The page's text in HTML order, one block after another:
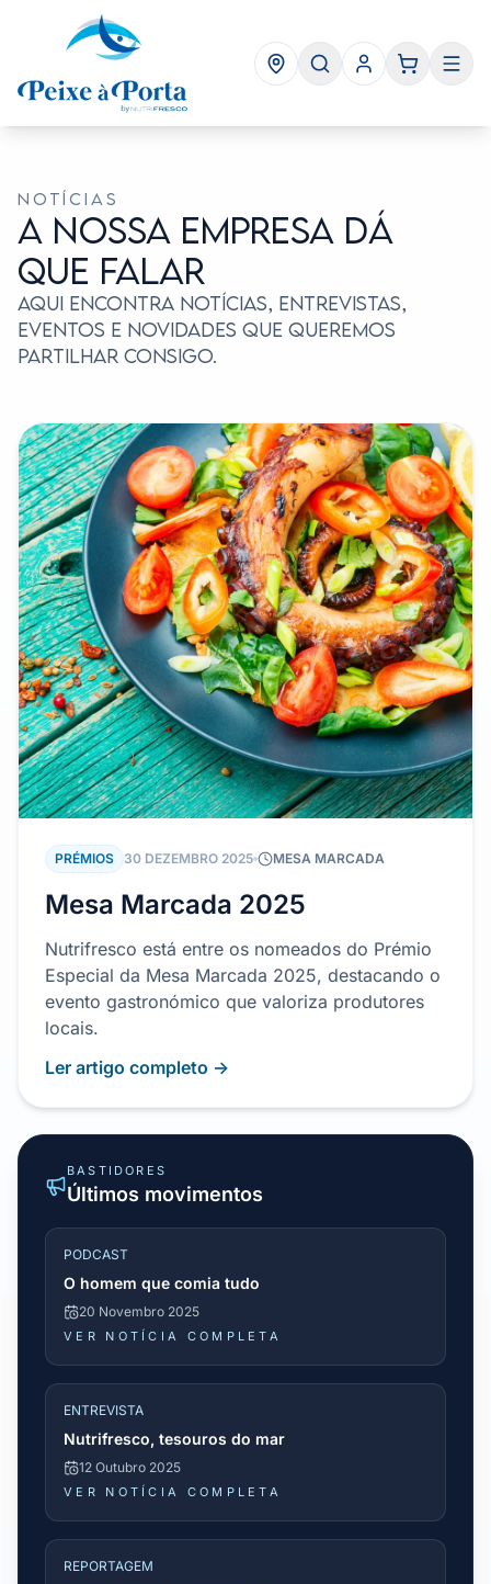
NOTÍCIAS
A NOSSA EMPRESA DÁ
QUE FALAR
Aqui encontra notícias, entrevistas,
eventos e novidades que queremos
partilhar consigo.
PRÉMIOS 30 DEZEMBRO 2025 MESA MARCADA
Mesa Marcada 2025
Nutrifresco está entre os nomeados do Prémio
Especial da Mesa Marcada 2025, destacando o
evento gastronómico que valoriza produtores
locais.
Ler artigo completo →
BASTIDORES
Últimos movimentos
PODCAST
O homem que comia tudo
20 Novembro 2025
VER NOTÍCIA COMPLETA
ENTREVISTA
Nutrifresco, tesouros do mar
12 Outubro 2025
VER NOTÍCIA COMPLETA
REPORTAGEM